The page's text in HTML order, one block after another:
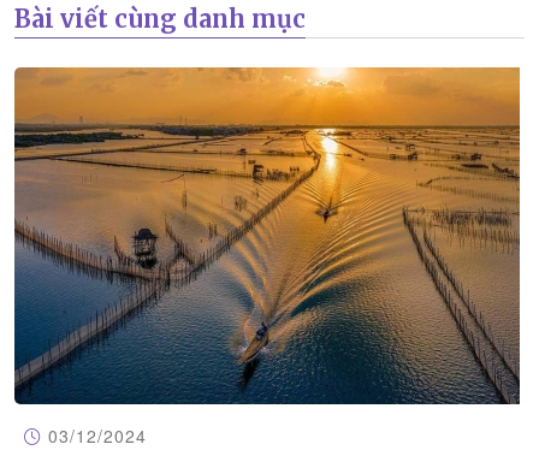
Bài viết cùng danh mục
03/12/2024